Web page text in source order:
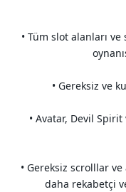
• Tüm slot alanları ve
• Gereksiz ve
• Avatar, Devil
• Gereksiz scrolllar ve
daha rekabetçi